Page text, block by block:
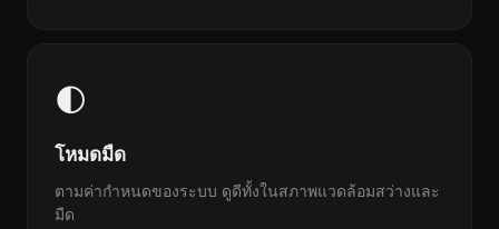
🌓
โหมดมืด
ตามค่ากำหนดของระบบ ดูดีทั้งในสภาพแวดล้อมสว่างและ
มืด